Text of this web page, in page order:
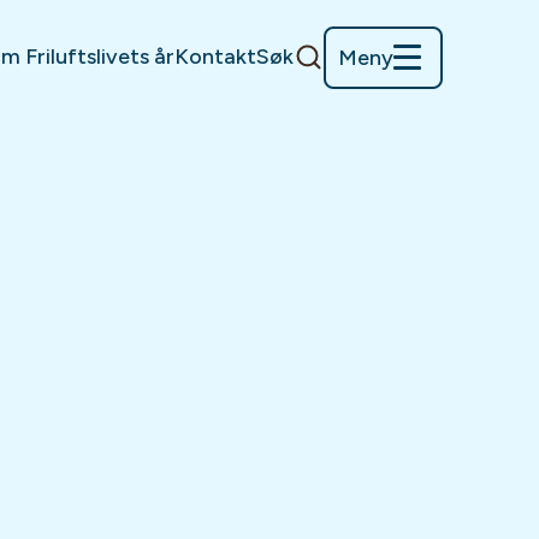
Friluftslivets årKontaktSøk Meny